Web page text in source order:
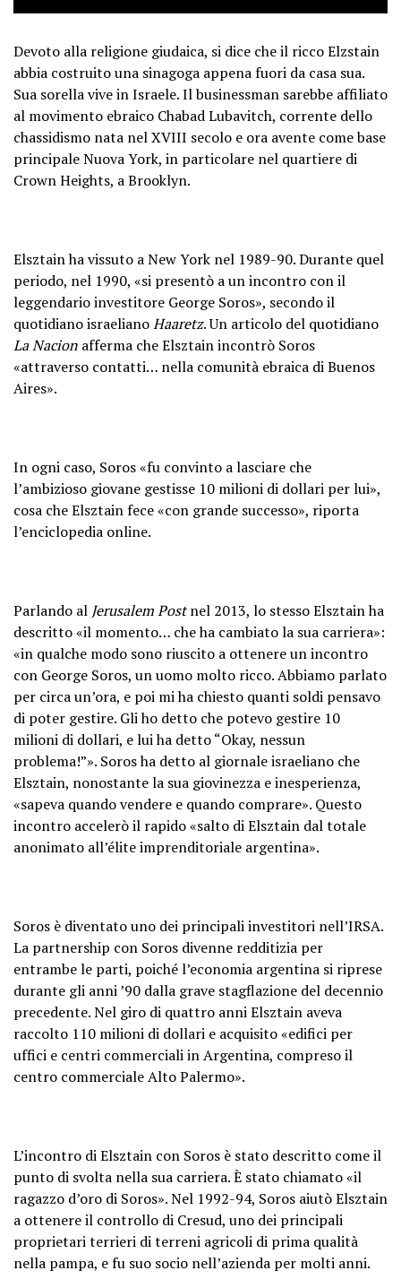
Devoto alla religione giudaica, si dice che il ricco Elzstain
abbia costruito una sinagoga appena fuori da casa sua.
Sua sorella vive in Israele. Il businessman sarebbe affiliato
al movimento ebraico Chabad Lubavitch, corrente dello
chassidismo nata nel XVIII secolo e ora avente come base
principale Nuova York, in particolare nel quartiere di
Crown Heights, a Brooklyn.
Elsztain ha vissuto a New York nel 1989-90. Durante quel
periodo, nel 1990, «si presentò a un incontro con il
leggendario investitore George Soros», secondo il
quotidiano israelianoHaaretz. Un articolo del quotidiano
La Nacion afferma che Elsztain incontrò Soros
«attraverso contatti… nella comunità ebraica di Buenos
Aires».
In ogni caso, Soros «fu convinto a lasciare che
l’ambizioso giovane gestisse 10 milioni di dollari per lui»,
cosa che Elsztain fece «con grande successo», riporta
l’enciclopedia online.
Parlando al Jerusalem Postnel 2013, lo stesso Elsztain ha
descritto «il momento… che ha cambiato la sua carriera»:
«in qualche modo sono riuscito a ottenere un incontro
con George Soros, un uomo molto ricco. Abbiamo parlato
per circa un’ora, e poi mi ha chiesto quanti soldi pensavo
di poter gestire. Gli ho detto che potevo gestire 10
milioni di dollari, e lui ha detto “Okay, nessun
problema!”». Soros ha detto al giornale israeliano che
Elsztain, nonostante la sua giovinezza e inesperienza,
«sapeva quando vendere e quando comprare». Questo
incontro accelerò il rapido «salto di Elsztain dal totale
anonimato all’élite imprenditoriale argentina».
Soros è diventato uno dei principali investitori nell’IRSA.
La partnership con Soros divenne redditizia per
entrambe le parti, poiché l’economia argentina si riprese
durante gli anni ’90 dalla grave stagflazione del decennio
precedente. Nel giro di quattro anni Elsztain aveva
raccolto 110 milioni di dollari e acquisito «edifici per
uffici e centri commerciali in Argentina, compreso il
centro commerciale Alto Palermo».
L’incontro di Elsztain con Soros è stato descritto come il
punto di svolta nella sua carriera. È stato chiamato «il
ragazzo d’oro di Soros». Nel 1992-94, Soros aiutò Elsztain
a ottenere il controllo di Cresud, uno dei principali
proprietari terrieri di terreni agricoli di prima qualità
nella pampa, e fu suo socio nell’azienda per molti anni.